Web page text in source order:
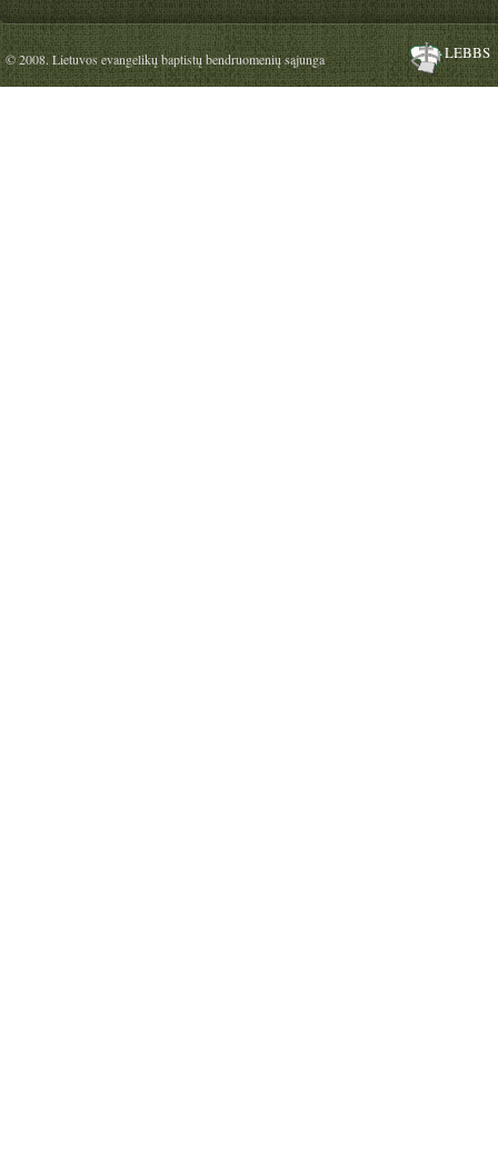
© 2008. Lietuvos evangelikų baptistų bendruomenių sąjunga LEBBS